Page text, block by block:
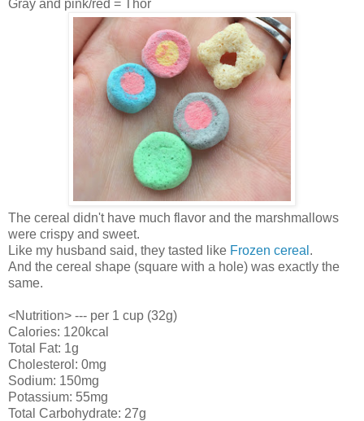
Gray and pink/red = Thor
The cereal didn't have much flavor and the marshmallows
were crispy and sweet.
Like my husband said, they tasted like Frozen cereal .
And the cereal shape (square with a hole) was exactly the
same.
<Nutrition> --- per 1 cup (32g)
Calories: 120kcal
Total Fat: 1g
Cholesterol: 0mg
Sodium: 150mg
Potassium: 55mg
Total Carbohydrate: 27g